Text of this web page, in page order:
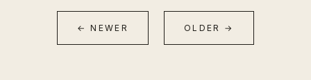
← NEWER OLDER →